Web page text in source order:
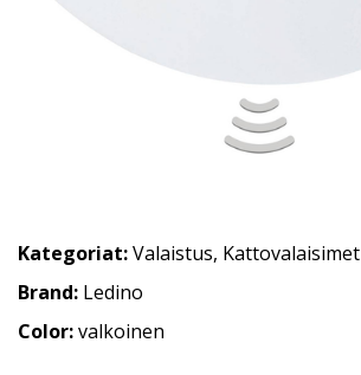
Kategoriat:Valaistus, Kattovalaisimet
Brand: Ledino
Color:valkoinen